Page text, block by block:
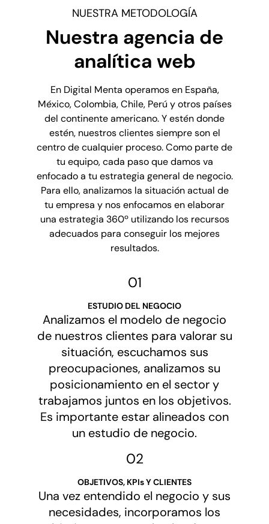
NUESTRA METODOLOGÍA
Nuestra agencia de
analítica web
En Digital Menta operamos en España,
México, Colombia, Chile, Perú y otros países
del continente americano. Y estén donde
estén, nuestros clientes siempre son el
centro de cualquier proceso. Como parte de
tu equipo, cada paso que damos va
enfocado a tu estrategia general de negocio.
Para ello, analizamos la situación actual de
tu empresa y nos enfocamos en elaborar
una estrategia 360º utilizando los recursos
adecuados para conseguir los mejores
resultados.
01
ESTUDIO DEL NEGOCIO
Analizamos el modelo de negocio
de nuestros clientes para valorar su
situación, escuchamos sus
preocupaciones, analizamos su
posicionamiento en el sector y
trabajamos juntos en los objetivos.
Es importante estar alineados con
un estudio de negocio.
02
OBJETIVOS, KPIs Y CLIENTES
Una vez entendido el negocio y sus
necesidades, incorporamos los